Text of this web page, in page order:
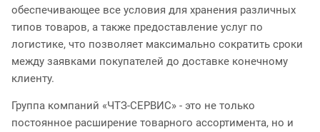
обеспечивающее все условия для хранения различных
типов товаров, а также предоставление услуг по
логистике, что позволяет максимально сократить сроки
между заявками покупателей до доставке конечному
клиенту.
Группа компаний «ЧТЗ-СЕРВИС» - это не только
постоянное расширение товарного ассортимента, но и